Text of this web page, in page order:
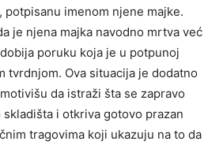
potpisanu imenom njene majke.
je njena majka navodno mrtva već
poruku koja je u potpunoj
tvrdnjom. Ova situacija je dodatno
da istraži šta se zapravo
skladišta i otkriva gotovo prazan
tragovima koji ukazuju na to da